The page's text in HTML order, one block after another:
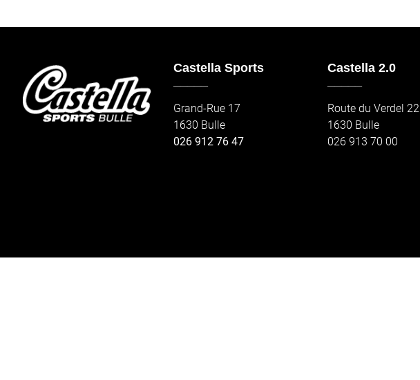
Castella Sports
Grand-Rue 17
1630 Bulle
026 912 76 47
Castella 2.0
Route du Verdel 22
1630 Bulle
026 913 70 00